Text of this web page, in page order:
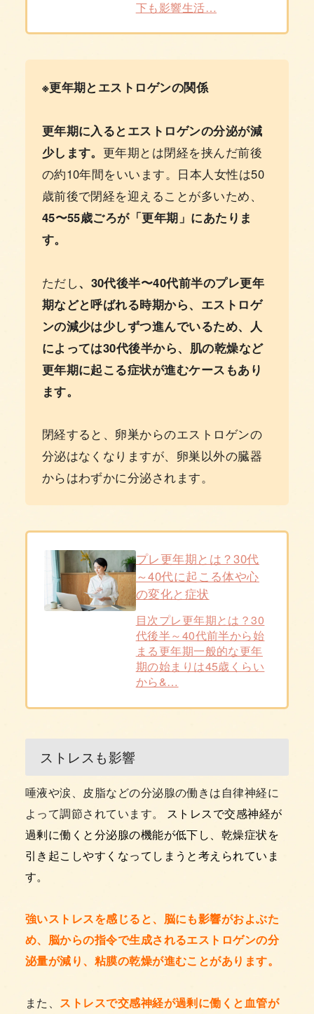
下も影響生活…
※更年期とエストロゲンの関係
更年期に入るとエストロゲンの分泌が減
少します。 更年期とは閉経を挟んだ前後
の約10年間をいいます。日本人女性は50
歳前後で閉経を迎えることが多いため、
45〜55歳ごろが「更年期」にあたりま
す。
ただし、30代後半〜40代前半のプレ更年
期などと呼ばれる時期から、エストロゲ
ンの減少は少しずつ進んでいるため、人
によっては30代後半から、肌の乾燥など
更年期に起こる症状が進むケースもあり
ます。
閉経すると、卵巣からのエストロゲンの
分泌はなくなりますが、卵巣以外の臓器
からはわずかに分泌されます。
プレ更年期とは？30代
～40代に起こる体や心
の変化と症状
目次プレ更年期とは？30
代後半～40代前半から始
まる更年期一般的な更年
期の始まりは45歳くらい
から&…
ストレスも影響
唾液や涙、皮脂などの分泌腺の働きは自律神経に
よって調節されています。
ストレスで交感神経が
過剰に働くと分泌腺の機能が低下し、乾燥症状を
引き起こしやすくなってしまうと考えられていま
す。
強いストレスを感じると、脳にも影響がおよぶた
め、脳からの指令で生成されるエストロゲンの分
泌量が減り、粘膜の乾燥が進むことがあります。
また、 ストレスで交感神経が過剰に働くと血管が